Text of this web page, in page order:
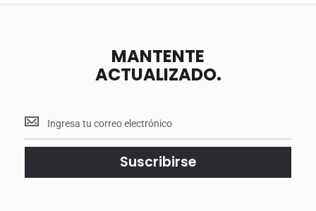
MANTENTE
ACTUALIZADO.
Mantente
<br>
actualizado.
Suscribirse